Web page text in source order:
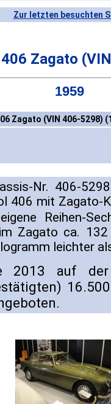
Zur letzten besuchten
Zagato
1959
Zagato (VIN 406-5298)
Nr. 406-
406 mit Zagato-
Reihen-
Zagato ca.
leichter
2013 auf